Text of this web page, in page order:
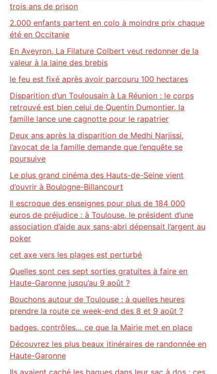
trois ans de prison
2.000 enfants partent en colo à moindre prix chaque
été en Occitanie
En Aveyron, La Filature Colbert veut redonner de la
valeur à la laine des brebis
le feu est fixé après avoir parcouru 100 hectares
Disparition d’un Toulousain à La Réunion : le corps
retrouvé est bien celui de Quentin Dumontier, la
famille lance une cagnotte pour le rapatrier
Deux ans après la disparition de Medhi Narjissi,
l’avocat de la famille demande que l’enquête se
poursuive
Le plus grand cinéma des Hauts-de-Seine vient
d’ouvrir à Boulogne-Billancourt
Il escroque des enseignes pour plus de 184 000
euros de préjudice : à Toulouse, le président d’une
association d’aide aux sans-abri dépensait l’argent au
poker
cet axe vers les plages est perturbé
Quelles sont ces sept sorties gratuites à faire en
Haute-Garonne jusqu’au 9 août ?
Bouchons autour de Toulouse : à quelles heures
prendre la route ce week-end des 8 et 9 août ?
badges, contrôles… ce que la Mairie met en place
Découvrez les plus beaux itinéraires de randonnée en
Haute-Garonne
Ils avaient caché les bagues dans leur sac à dos : ces